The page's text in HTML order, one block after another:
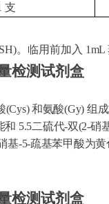
支
。临用前加入
检测试剂盒
(Cys) 和氨酸(Gy) 组
和 5.5二硫代-双(2-硝
基-5-疏基苯甲酸为
检测试剂盒